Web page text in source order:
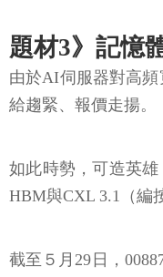
題材3》記憶
由於AI伺服器對高
給趨緊、報價走揚。
如此時勢，可造英
HBM與CXL 3.1（編
截至５月29日，